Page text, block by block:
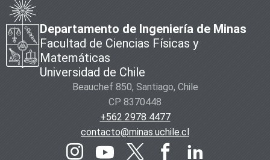
Departamento de Ingeniería de Minas
Facultad de Ciencias Físicas y
Matemáticas
Universidad de Chile
Beauchef 850, Santiago, Chile
CP 8370448
+562 2978 4477
contacto@minas.uchile.cl